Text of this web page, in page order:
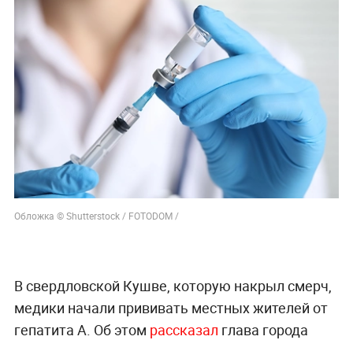
Обложка © Shutterstock / FOTODOM /
В свердловской Кушве, которую накрыл смерч,
медики начали прививать местных жителей от
гепатита А. Об этом рассказал глава города